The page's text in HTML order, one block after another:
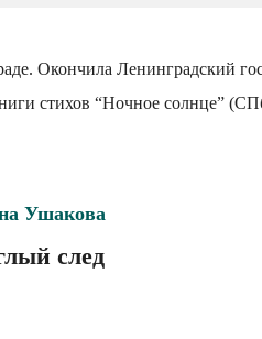
Окончила Ленинградский
стихов “Ночное солнце”
Ушакова
след